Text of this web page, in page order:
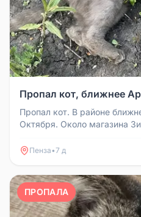
Пропал кот, ближнее
Пропал кот. В районе
Октября. Около магазина
Пенза•7 д
ПРОПАЛА